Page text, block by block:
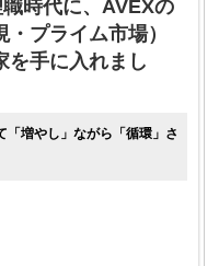
時代に、AVEXの
プライム市場）
を手に入れまし
「増やし」ながら「循環」さ